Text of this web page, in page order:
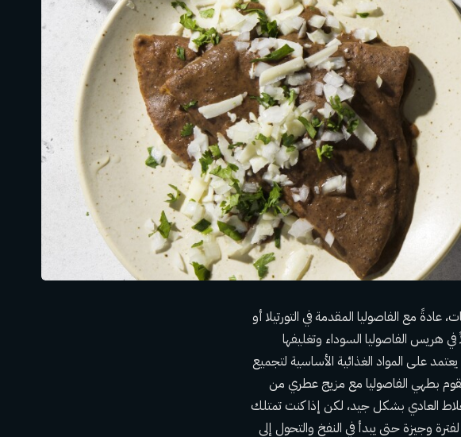
عادةً مع الفاصوليا المقدمة في التورتيلا أو
في هريس الفاصوليا السوداء وتغليفها
على المواد الغذائية الأساسية لتجميع
نقوم بطهي الفاصوليا مع مزيج عطري من
العادي بشكل جيد، لكن إذا كنت تمتلك
وجيزة حتى يبدأ في النفخ والتحول إلى